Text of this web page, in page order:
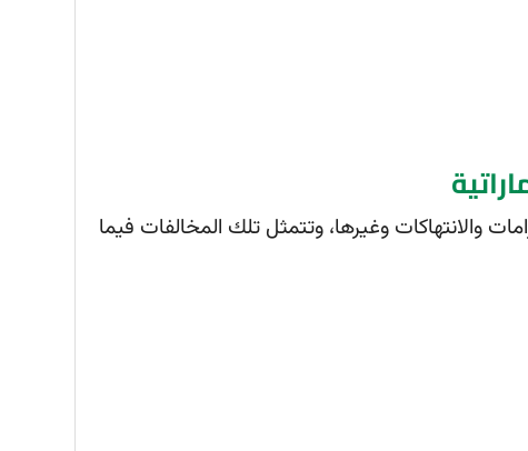
والانتهاكات وغيرها، وتتمثل تلك المخالفات فيما